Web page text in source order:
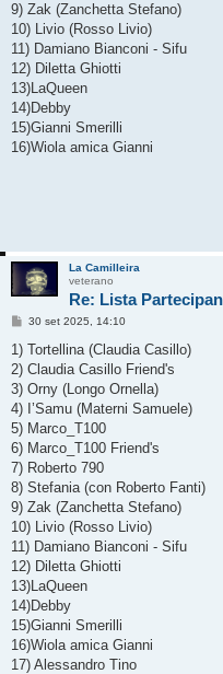
9) Zak (Zanchetta Stefano)
10) Livio (Rosso Livio)
11) Damiano Bianconi - Sifu
12) Diletta Ghiotti
13)LaQueen
14)Debby
15)Gianni Smerilli
16)Wiola amica Gianni
La Camilleira
veterano
Re: Lista
M
s
a
g
o
30 set 2025, 14:10
1) Tortellina (Claudia Casillo)
2) Claudia Casillo Friend's
3) Orny (Longo Ornella)
4) I’Samu (Materni Samuele)
5) Marco_T100
6) Marco_T100 Friend's
7) Roberto 790
8) Stefania (con Roberto Fanti)
9) Zak (Zanchetta Stefano)
10) Livio (Rosso Livio)
11) Damiano Bianconi - Sifu
12) Diletta Ghiotti
13)LaQueen
14)Debby
15)Gianni Smerilli
16)Wiola amica Gianni
17) Alessandro Tino